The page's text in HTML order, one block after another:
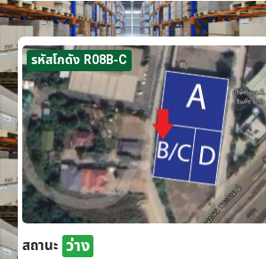
รหัสโกดัง R08B-C
สถานะ ว่าง